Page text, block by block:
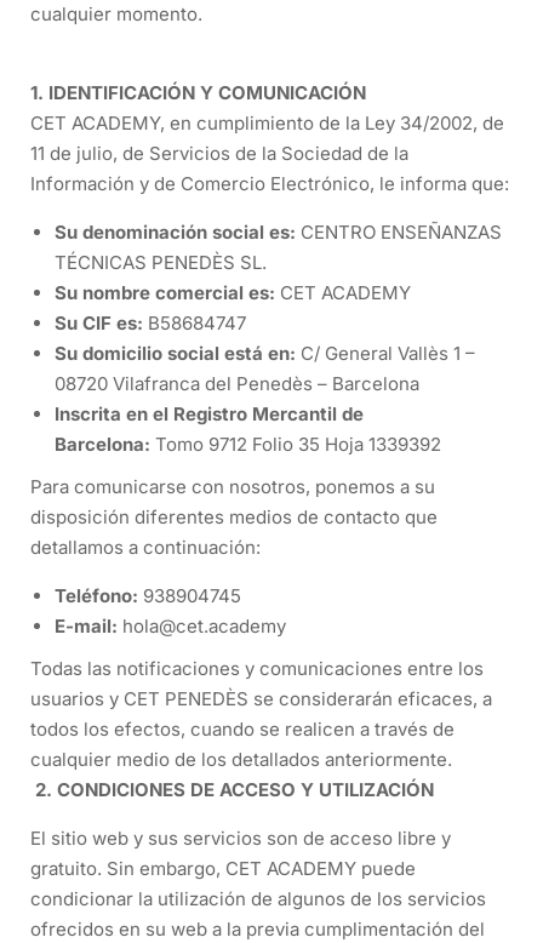
cualquier momento.
1. IDENTIFICACIÓN Y COMUNICACIÓN
CET ACADEMY, en cumplimiento de la Ley 34/2002, de
11 de julio, de Servicios de la Sociedad de la
Información y de Comercio Electrónico, le informa que:
Su denominación social es: CENTRO ENSEÑANZAS
TÉCNICAS PENEDÈS SL.
Su nombre comercial es: CET ACADEMY
Su CIF es: B58684747
Su domicilio social está en: C/ General Vallès 1 –
08720 Vilafranca del Penedès – Barcelona
Inscrita en el Registro Mercantil de
Barcelona: Tomo 9712 Folio 35 Hoja 1339392
Para comunicarse con nosotros, ponemos a su
disposición diferentes medios de contacto que
detallamos a continuación:
Teléfono: 938904745
E-mail: hola@cet.academy
Todas las notificaciones y comunicaciones entre los
usuarios y CET PENEDÈS se considerarán eficaces, a
todos los efectos, cuando se realicen a través de
cualquier medio de los detallados anteriormente.
2. CONDICIONES DE ACCESO Y UTILIZACIÓN
El sitio web y sus servicios son de acceso libre y
gratuito. Sin embargo, CET ACADEMY puede
condicionar la utilización de algunos de los servicios
ofrecidos en su web a la previa cumplimentación del